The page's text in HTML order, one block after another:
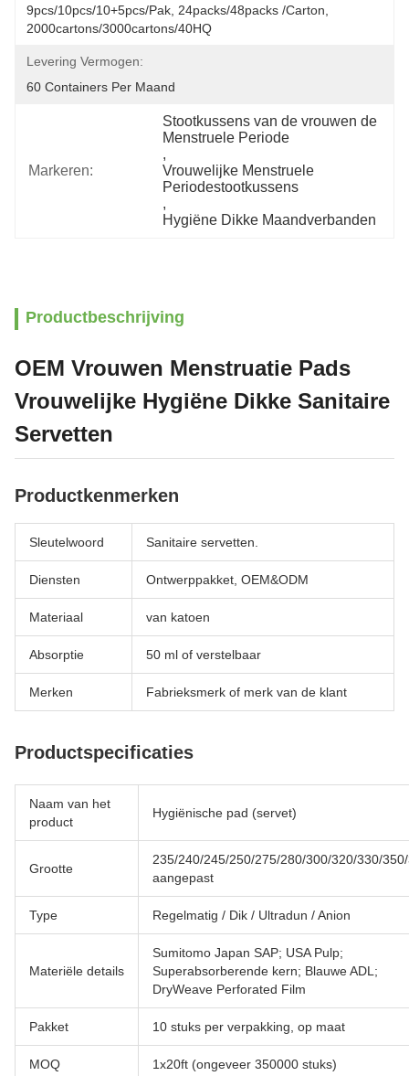
9pcs/10pcs/10+5pcs/pak, 24packs/48packs /carton,
2000cartons/3000cartons/40HQ
Levering Vermogen:
60 Containers Per Maand
Markeren:
Stootkussens van de vrouwen de
Menstruele Periode
,
Vrouwelijke Menstruele
Periodestootkussens
,
Hygiëne Dikke Maandverbanden
Productbeschrijving
OEM Vrouwen Menstruatie Pads
Vrouwelijke Hygiëne Dikke Sanitaire
Servetten
Productkenmerken
Sleutelwoord Sanitaire servetten.
Diensten Ontwerppakket, OEM&ODM
Materiaal van katoen
Absorptie 50 ml of verstelbaar
Merken Fabrieksmerk of merk van de klant
Productspecificaties
Naam van het
product
Hygiënische pad (servet)
Grootte
235/240/245/250/275/280/300/320/330/
aangepast
Type Regelmatig / Dik / Ultradun / Anion
Materiële details
Sumitomo Japan SAP; USA Pulp;
Superabsorberende kern; Blauwe ADL;
DryWeave Perforated Film
Pakket 10 stuks per verpakking, op maat
MOQ 1x20ft (ongeveer 350000 stuks)